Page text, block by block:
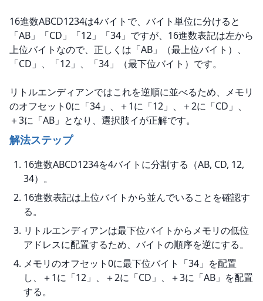
16進数ABCD1234は4バイトで、バイト単位に分けると
「AB」「CD」「12」「34」ですが、16進数表記は左から
上位バイトなので、正しくは「AB」（最上位バイト）、
「CD」、「12」、「34」（最下位バイト）です。
リトルエンディアンではこれを逆順に並べるため、メモリ
のオフセット0に「34」、＋1に「12」、＋2に「CD」、
＋3に「AB」となり、選択肢イが正解です。
解法ステップ
16進数ABCD1234を4バイトに分割する（AB, CD, 12,
34）。
16進数表記は上位バイトから並んでいることを確認す
る。
リトルエンディアンは最下位バイトからメモリの低位
アドレスに配置するため、バイトの順序を逆にする。
メモリのオフセット0に最下位バイト「34」を配置
し、＋1に「12」、＋2に「CD」、＋3に「AB」を配置
する。